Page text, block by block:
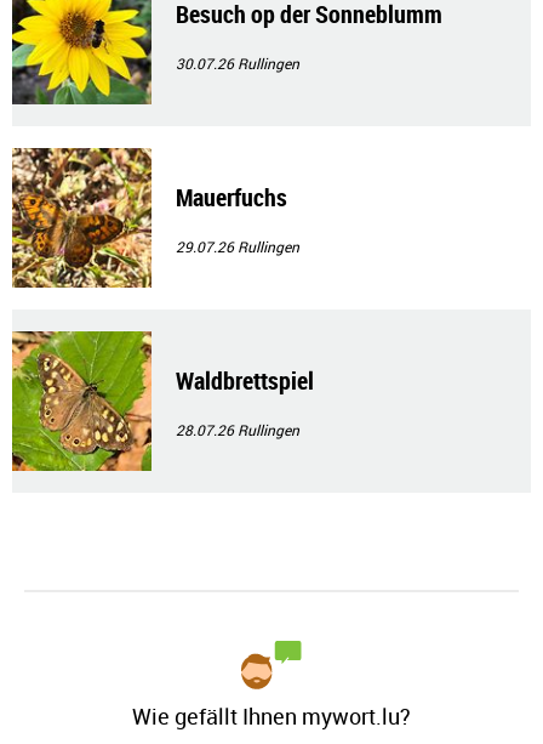
Besuch op der Sonneblumm
30.07.26Rullingen
Mauerfuchs
29.07.26Rullingen
Waldbrettspiel
28.07.26Rullingen
Wie gefällt Ihnen mywort.lu?